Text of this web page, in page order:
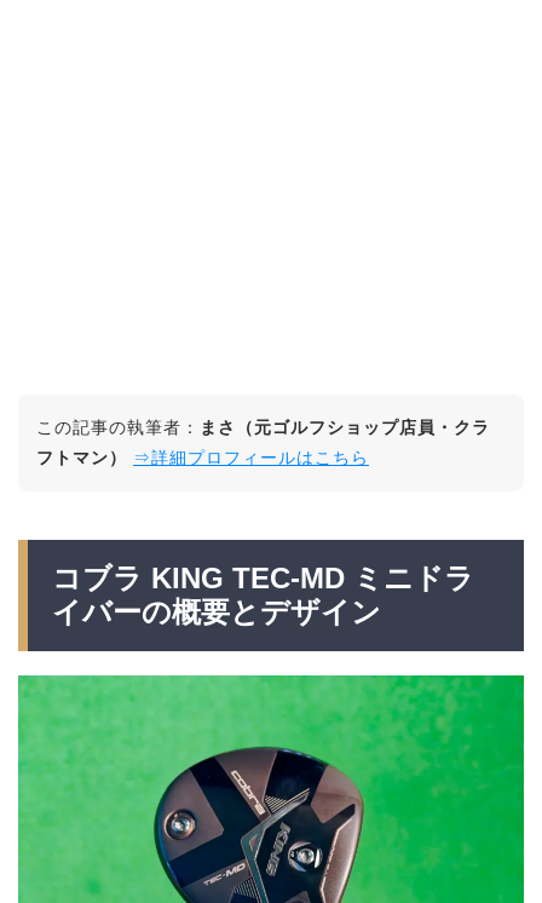
この記事の執筆者：
まさ（元ゴルフショップ店員・クラ
フトマン）
⇒詳細プロフィールはこちら
コブラ KING TEC-MD ミニドラ
イバーの概要とデザイン